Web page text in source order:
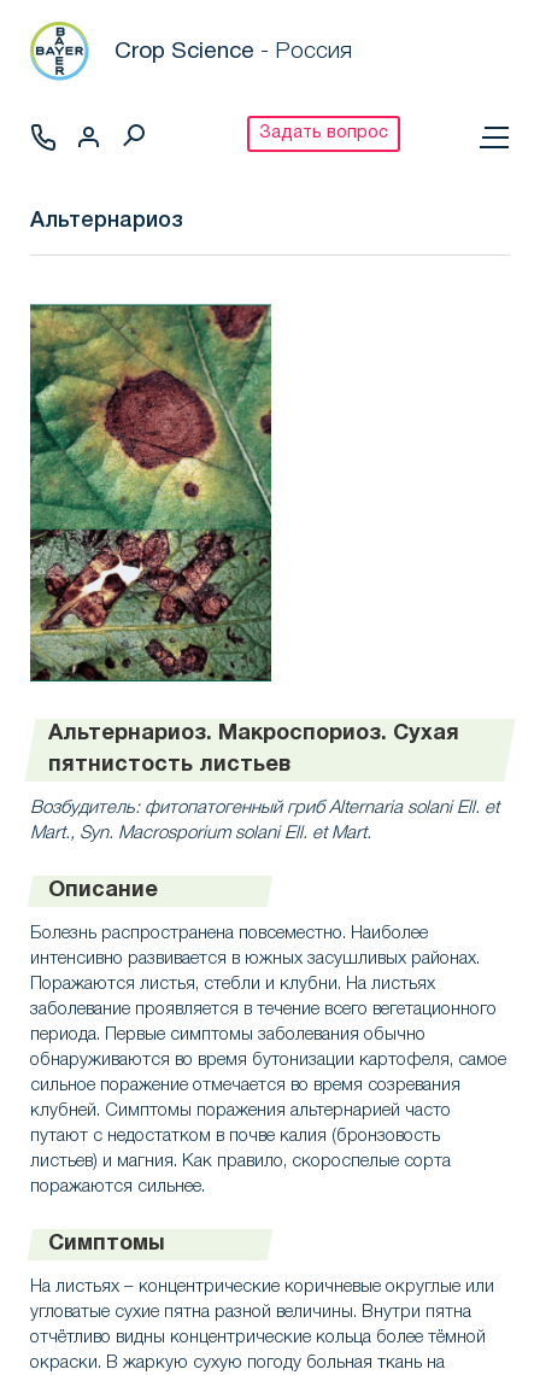
Crop Science - Россия
Задать вопрос
Альтернариоз
Альтернариоз. Макроспориоз. Сухая
пятнистость листьев
Возбудитель: фитопатогенный гриб Alternaria solani Ell. et
Mart., Syn. Macrosporium solani Ell. et Mart.
Описание
Болезнь распространена повсеместно. Наиболее
интенсивно развивается в южных засушливых районах.
Поражаются листья, стебли и клубни. На листьях
заболевание проявляется в течение всего вегетационного
периода. Первые симптомы заболевания обычно
обнаруживаются во время бутонизации картофеля, самое
сильное поражение отмечается во время созревания
клубней. Симптомы поражения альтернарией часто
путают с недостатком в почве калия (бронзовость
листьев) и магния. Как правило, скороспелые сорта
поражаются сильнее.
Симптомы
На листьях – концентрические коричневые округлые или
угловатые сухие пятна разной величины. Внутри пятна
отчётливо видны концентрические кольца более тёмной
окраски. В жаркую сухую погоду больная ткань на